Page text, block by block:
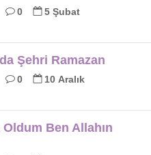
0
5 Şubat
Şehri Ramazan
0
10 Aralık
Ben Allahın